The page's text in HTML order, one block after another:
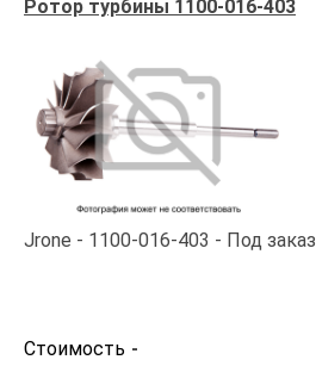
Ротор турбины 1100-016-403
Jrone 1100-016-403 Под заказ
Стоимость -